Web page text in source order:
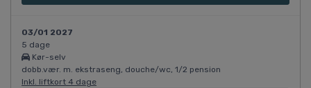
03/01 2027
5 dage
Kør-selv
dobb.vær. m. ekstraseng, douche/wc, 1/2 pension
Inkl. liftkort 4 dage